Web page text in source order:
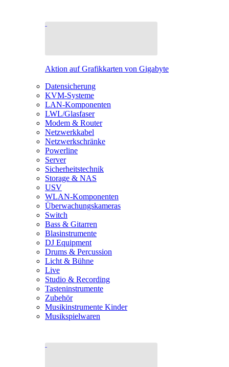
Aktion auf Grafikkarten von Gigabyte
Datensicherung
KVM-Systeme
LAN-Komponenten
LWL/Glasfaser
Modem & Router
Netzwerkkabel
Netzwerkschränke
Powerline
Server
Sicherheitstechnik
Storage & NAS
USV
WLAN-Komponenten
Überwachungskameras
Switch
Bass & Gitarren
Blasinstrumente
DJ Equipment
Drums & Percussion
Licht & Bühne
Live
Studio & Recording
Tasteninstrumente
Zubehör
Musikinstrumente Kinder
Musikspielwaren